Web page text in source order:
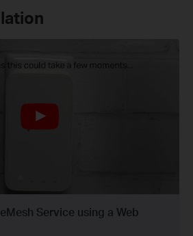
Service using a Web